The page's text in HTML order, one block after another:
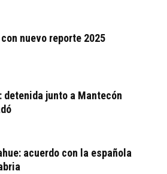
con nuevo reporte 2025
detenida junto a Mantecón
acuerdo con la española